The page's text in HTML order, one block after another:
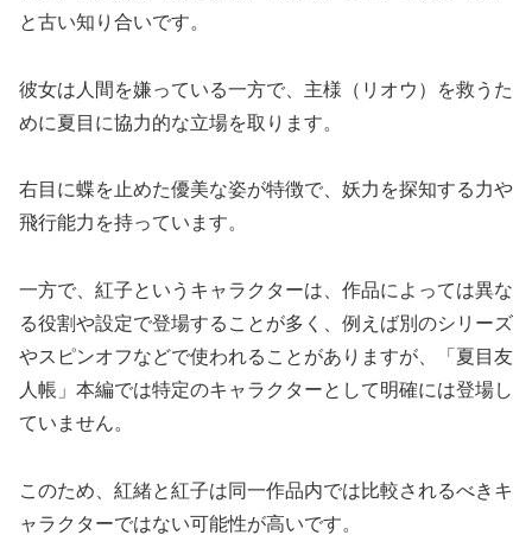
と古い知り合いです。
彼女は人間を嫌っている一方で、主様（リオウ）を救うた
めに夏目に協力的な立場を取ります。
右目に蝶を止めた優美な姿が特徴で、妖力を探知する力や
飛行能力を持っています。
一方で、紅子というキャラクターは、作品によっては異な
る役割や設定で登場することが多く、例えば別のシリーズ
やスピンオフなどで使われることがありますが、「夏目友
人帳」本編では特定のキャラクターとして明確には登場し
ていません。
このため、紅緒と紅子は同一作品内では比較されるべきキ
ャラクターではない可能性が高いです。